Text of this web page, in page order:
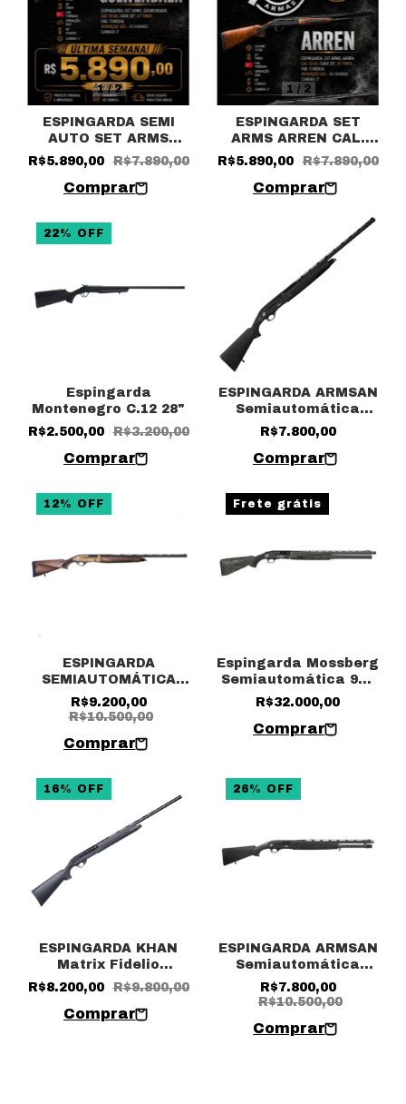
1/2
ESPINGARDA SEMI
AUTO SET ARMS
GOLWENDAER CAL.
12GA 28”
R$5.890,00 R$7.890,00
1 / 2
ESPINGARDA SET
ARMS ARREN CAL.
12GA BLOCO PRETO E
MADEIRA 8+1
R$5.890,00 R$7.890,00
22% OFF
Espingarda
Montenegro C.12 28"
R$2.500,00
R$3.200,00
ESPINGARDA ARMSAN
Semiautomática
A612 Cal. 12 28" 5
R$7.800,00
12% OFF
ESPINGARDA
SEMIAUTOMÁTICA
ARMSAN PHENOMA
BRONZE CAL 12 28" 5
R$9.200,00
R$10.500,00
Frete grátis
Espingarda Mossberg
Semiautomática 940
JM/10 Calibre 12
Cano 24" - Coronha
Polímero Camuflada
R$32.000,00
16% OFF
ESPINGARDA KHAN
Matrix Fidelio
Semiautomática PT
cal.12 CANO 28″
R$8.200,00 R$9.800,00
26% OFF
ESPINGARDA ARMSAN
Semiautomática
A612 Cal. 12 24" 10
tiros
R$7.800,00
R$10.500,00